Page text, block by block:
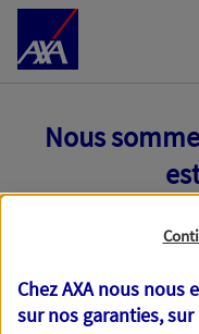
Accéder au Contenu
Nous
Chez AXA nous nous
sur nos garanties, sur